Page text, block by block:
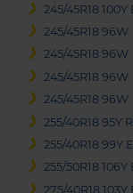
245/45R18
245/45R18 96W
245/45R18 96W
245/45R18 96W
245/45R18 96W
255/40R18 95Y
255/40R18 99Y
255/50R18
275/40R18